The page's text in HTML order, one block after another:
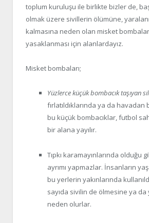
toplum kuruluşu ile birlikte bizler de,
olmak üzere sivillerin ölümüne,
kalmasına neden olan misket
yasaklanması için alanlardayız.
Misket bombaları;
Yüzlerce küçük bombacık taşıyan
fırlatıldıklarında ya da havadan
bu küçük bombacıklar, futbol
bir alana yayılır.
Tıpkı karamayınlarında olduğu
ayrımı yapmazlar. İnsanların
bu yerlerin yakınlarında
sayıda sivilin de ölmesine ya da
neden olurlar.